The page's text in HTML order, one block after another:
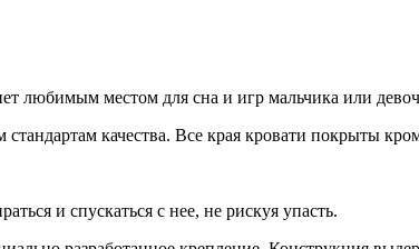
любимым местом для сна и игр мальчика или
качества. Все края кровати покрыты
и спускаться с нее, не рискуя упасть.